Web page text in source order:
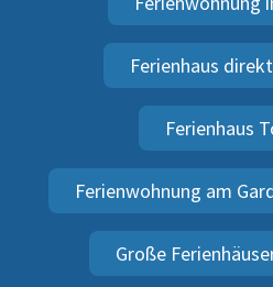
Ferienhaus
Ferienhaus
Ferienwohnung am
Große